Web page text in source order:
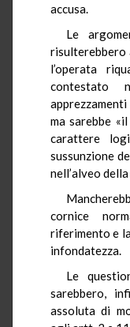
accusa.
Le
risulterebbero
l’operata
contestato
ma sarebbe
carattere
sussunzione
nell’alveo
cornice
riferimento e
infondatezza.
Le
sarebbero,
assoluta di